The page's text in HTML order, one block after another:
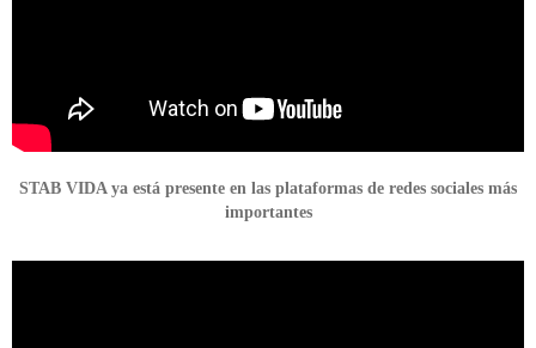
STAB VIDA ya está presente en las plataformas de redes sociales más
importantes